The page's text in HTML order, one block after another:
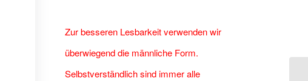
Zur besseren Lesbarkeit verwenden wir
überwiegend die männliche Form.
Selbstverständlich sind immer alle